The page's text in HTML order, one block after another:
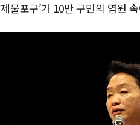
물포구’가 10만 구민의 염원